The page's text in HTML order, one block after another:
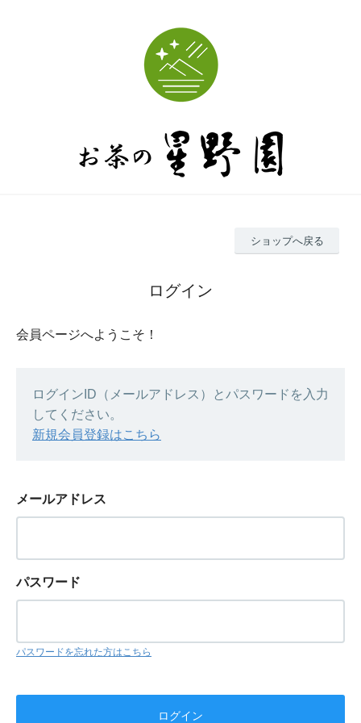
ショップへ戻る
ログイン
会員ページへようこそ！
ログインID（メールアドレス）とパスワードを入力
してください。
新規会員登録はこちら
メールアドレス
パスワード
パスワードを忘れた方はこちら